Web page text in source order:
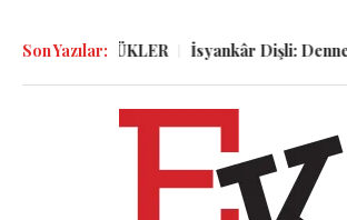
Son Yazılar:
ve GÜNLÜKLER İsyankâr Dişli: Dennett,